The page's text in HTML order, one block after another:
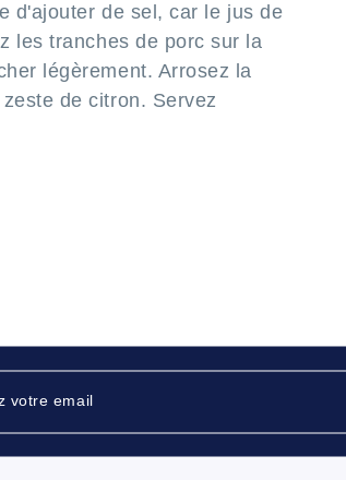
d'ajouter de sel, car le jus de
les tranches de porc sur la
légèrement. Arrosez la
de citron. Servez
votre email